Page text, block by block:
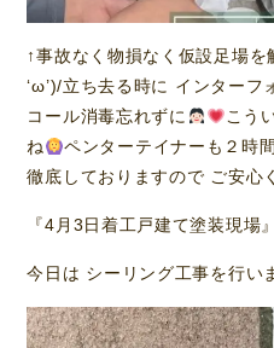
↑事故なく物損なく仮設足場
‘ω’)/立ち去る時に インターフ
コール消毒忘れずに
こう
ね
ペンターテイナーも２時
徹底しておりますので ご安心
『4月3日着工戸建て塗装現場』
今日は シーリング工事を行い